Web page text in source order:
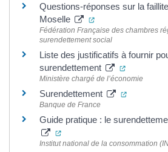
Questions-réponses sur la
Moselle
(ouverture dans
Fédération Française des chambres
surendettement social
Liste des justificatifs à fournir
surendettement
(ouverture
Ministère chargé de l’économie
Surendettement (ouverture
Banque de France
Guide pratique : le
(ouverture dans un nouvel
Institut national de la consommation